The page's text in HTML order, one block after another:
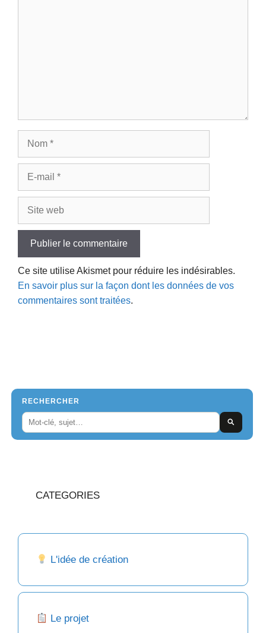
Ce site utilise Akismet pour réduire les indésirables.
En savoir plus sur la façon dont les données de vos
commentaires sont traitées.
RECHERCHER
CATEGORIES
L'idée de création
Le projet